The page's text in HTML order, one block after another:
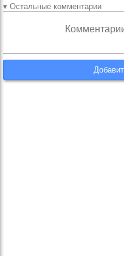
▾ Остальные комментарии